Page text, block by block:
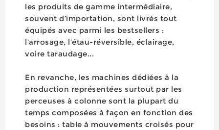
les produits de gamme intermédiaire,
souvent d’importation, sont livrés tout
équipés avec parmi les bestsellers :
l’arrosage, l’étau-réversible, éclairage,
voire taraudage...
En revanche, les machines dédiées à la
production représentées surtout par les
perceuses à colonne sont la plupart du
temps composées à façon en fonction des
besoins : table à mouvements croisés pour